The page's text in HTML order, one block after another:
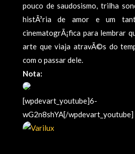
pouco de saudosismo, trilha
histÃ³ria de amor e um
cinematogrÃ¡fica para lembrar
arte que viaja atravÃ©s do
com o passar dele.
Nota:
[wpdevart_youtube]6-
wG2n8shYA[/wpdevart_youtube]